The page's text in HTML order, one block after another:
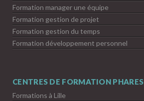
Formation manager une équipe
Formation gestion de projet
Formation gestion du temps
Formation développement personnel
CENTRES DE FORMATION PHARES
Formations à Lille